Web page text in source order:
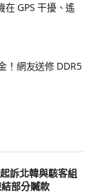
GPS 干擾、遙
！網友送修 DDR5
訴北韓與駭客組
部分贓款